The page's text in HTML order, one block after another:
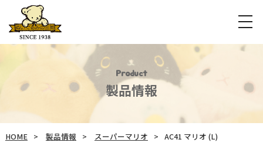
Product
製品情報
HOME 製品情報 スーパーマリオ AC41 マリオ (L)